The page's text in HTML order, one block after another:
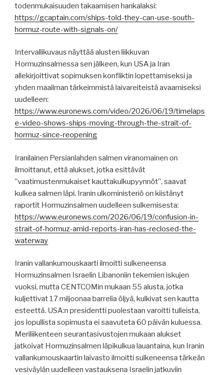
todenmukaisuuden takaamisen hankalaksi:
https://gcaptain.com/ships-told-they-can-use-south-
hormuz-route-with-signals-on/
Intervallikuvaus näyttää alusten liikkuvan
Hormuzinsalmessa sen jälkeen, kun USA ja Iran
allekirjoittivat sopimuksen konfliktin lopettamiseksi ja
yhden maailman tärkeimmistä laivareiteistä avaamiseksi
uudelleen:
https://www.euronews.com/video/2026/06/19/timelaps
e-video-shows-ships-moving-through-the-strait-of-
hormuz-since-reopening
Iranilainen Persianlahden salmen viranomainen on
ilmoittanut, että alukset, jotka esittävät
”vaatimustenmukaiset kauttakulkupyynnöt”, saavat
kulkea salmen läpi. Iranin ulkoministeriö on kiistänyt
raportit Hormuzinsalmen uudelleen sulkemisesta:
https://www.euronews.com/2026/06/19/confusion-in-
strait-of-hormuz-amid-reports-iran-has-reclosed-the-
waterway
Iranin vallankumouskaarti ilmoitti sulkeneensa
Hormuzinsalmen Israelin Libanoniin tekemien iskujen
vuoksi, mutta CENTCOMin mukaan 55 alusta, jotka
kuljettivat 17 miljoonaa barrelia öljyä, kulkivat sen kautta
esteettä. USA:n presidentti puolestaan ​​varoitti tulleista,
jos lopullista sopimusta ei saavuteta 60 päivän kuluessa.
Meriliikenteen seurantasivustojen mukaan alukset
jatkoivat Hormuzinsalmen läpikulkua lauantaina, kun Iranin
vallankumouskaartin laivasto ilmoitti sulkeneensa tärkeän
vesiväylän uudelleen vastauksena Israelin jatkuviin